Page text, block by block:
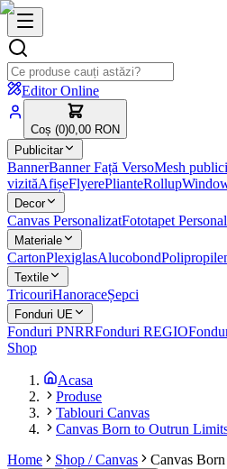
Editor Online
Coș (0)0,00 RON
Publicitar
BannerBanner Față VersoMesh
vizităAfișeFlyerePlianteRollup
Decor
Canvas PersonalizatFototapet
Materiale
CartonPlexiglasAlucobond
Textile
TricouriHanoraceȘepci
Fonduri UE
Fonduri PNRRFonduri REGIO
Shop
Acasa
Produse
Tablouri Canvas
Canvas Born to Outrun
Home
Shop / Canvas Canvas